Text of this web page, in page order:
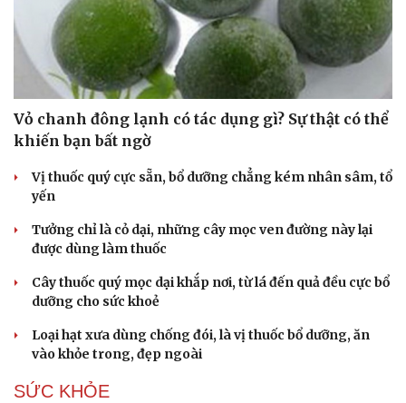
Vỏ chanh đông lạnh có tác dụng gì? Sự thật có thể
khiến bạn bất ngờ
Vị thuốc quý cực sẵn, bổ dưỡng chẳng kém nhân sâm, tổ
yến
Tưởng chỉ là cỏ dại, những cây mọc ven đường này lại
được dùng làm thuốc
Cây thuốc quý mọc dại khắp nơi, từ lá đến quả đều cực bổ
dưỡng cho sức khoẻ
Loại hạt xưa dùng chống đói, là vị thuốc bổ dưỡng, ăn
vào khỏe trong, đẹp ngoài
SỨC KHỎE